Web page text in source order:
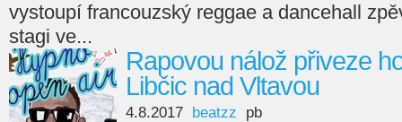
vystoupí francouzský reggae a dancehall
stagi ve...
Rapovou nálož přiveze
Libčic nad Vltavou
4.8.2017 beatzz pb